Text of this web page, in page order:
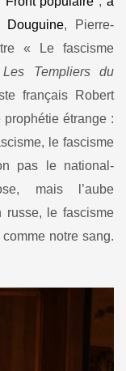
Douguine, Pierre-
« Le fascisme
Les Templiers du
français Robert
étrange :
le fascisme
pas le national-
mais l’aube
russe, le fascisme
notre sang.